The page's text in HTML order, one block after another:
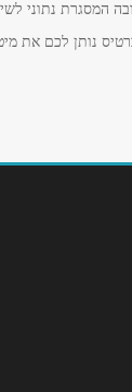
המסגרת נתוני
נותן לכם את